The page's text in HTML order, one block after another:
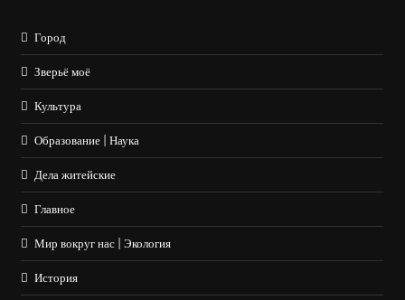
Город
Зверьё моё
Культура
Образование | Наука
Дела житейские
Главное
Мир вокруг нас | Экология
История